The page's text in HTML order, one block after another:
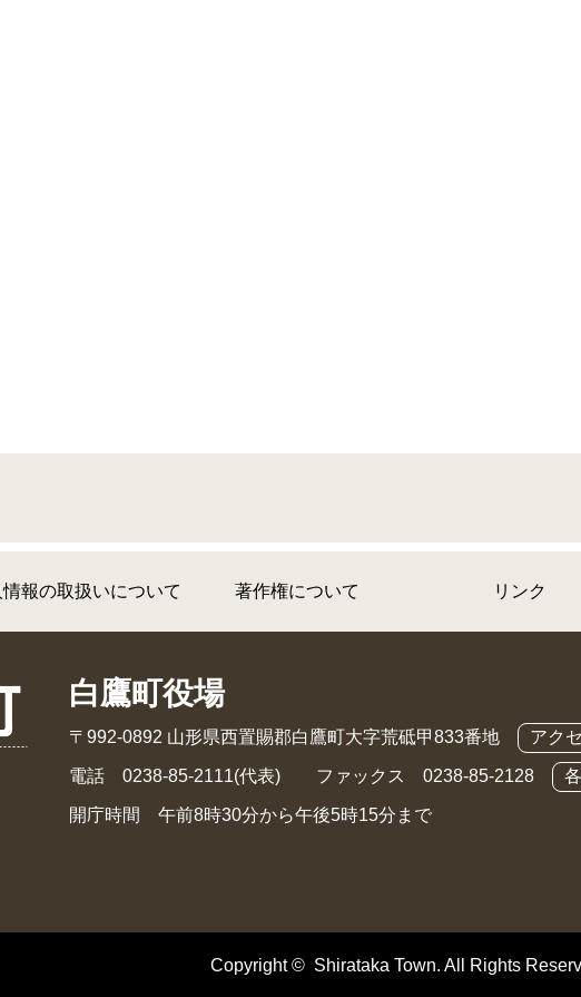
報の取扱いについて 著作権について リンク
白鷹町役場
〒992-0892 山形県西置賜郡白鷹町大字荒砥甲833番地 アク
電話 0238-85-2111(代表) ファックス 0238-85-2128
開庁時間 午前8時30分から午後5時15分まで
Copyright © Shirataka Town. All Rights